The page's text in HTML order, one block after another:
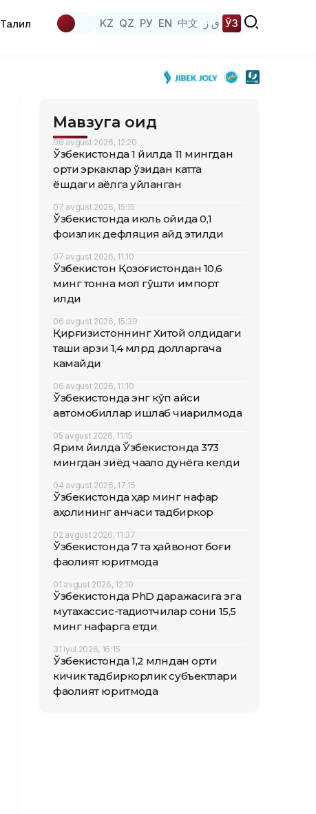
Таҳлил KZ QZ РУ EN 中文 ق ز ЎЗ
Мавзуга оид
08 avgust 2026, 12:20
Ўзбекистонда 1 йилда 11 мингдан
ортиқ эркаклар ўзидан катта
ёшдаги аёлга уйланган
07 avgust 2026, 15:15
Ўзбекистонда июль ойида 0,1
фоизлик дефляция қайд этилди
07 avgust 2026, 11:10
Ўзбекистон Қозоғистондан 10,6
минг тонна мол гўшти импорт
қилди
06 avgust 2026, 15:39
Қирғизистоннинг Хитой олдидаги
ташқи қарзи 1,4 млрд долларгача
камайди
06 avgust 2026, 11:10
Ўзбекистонда энг кўп қайси
автомобиллар ишлаб чиқарилмоқда
05 avgust 2026, 11:15
Ярим йилда Ўзбекистонда 373
мингдан зиёд чақалоқ дунёга келди
04 avgust 2026, 17:15
Ўзбекистонда ҳар минг нафар
аҳолининг қанчаси тадбиркор
02 avgust 2026, 11:37
Ўзбекистонда 7 та ҳайвонот боғи
фаолият юритмоқда
01 avgust 2026, 12:10
Ўзбекистонда PhD даражасига эга
мутахассис-тадқиқотчилар сони 15,5
минг нафарга етди
31 iyul 2026, 16:15
Ўзбекистонда 1,2 млндан ортиқ
кичик тадбиркорлик субъектлари
фаолият юритмоқда